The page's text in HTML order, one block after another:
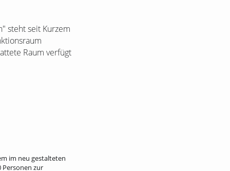
steht seit Kurzem
Raum verfügt
im neu gestalteten
zur